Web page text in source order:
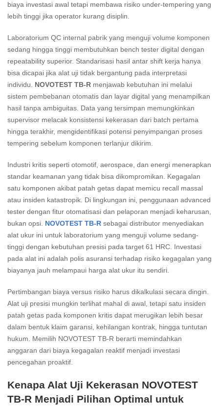
biaya investasi awal tetapi membawa risiko under-tempering yang
lebih tinggi jika operator kurang disiplin.
Laboratorium QC internal pabrik yang menguji volume komponen
sedang hingga tinggi membutuhkan bench tester digital dengan
repeatability superior. Standarisasi hasil antar shift kerja hanya
bisa dicapai jika alat uji tidak bergantung pada interpretasi
individu. NOVOTEST TB-R menjawab kebutuhan ini melalui
sistem pembebanan otomatis dan layar digital yang menampilkan
hasil tanpa ambiguitas. Data yang tersimpan memungkinkan
supervisor melacak konsistensi kekerasan dari batch pertama
hingga terakhir, mengidentifikasi potensi penyimpangan proses
tempering sebelum komponen terlanjur dikirim.
Industri kritis seperti otomotif, aerospace, dan energi menerapkan
standar keamanan yang tidak bisa dikompromikan. Kegagalan
satu komponen akibat patah getas dapat memicu recall massal
atau insiden katastropik. Di lingkungan ini, penggunaan advanced
tester dengan fitur otomatisasi dan pelaporan menjadi keharusan,
bukan opsi. NOVOTEST TB-R sebagai distributor menyediakan
alat ukur ini untuk laboratorium yang menguji volume sedang-
tinggi dengan kebutuhan presisi pada target 61 HRC. Investasi
pada alat ini adalah polis asuransi terhadap risiko kegagalan yang
biayanya jauh melampaui harga alat ukur itu sendiri.
Pertimbangan biaya versus risiko harus dikalkulasi secara dingin.
Alat uji presisi mungkin terlihat mahal di awal, tetapi satu insiden
patah getas pada komponen kritis dapat merugikan lebih besar
dalam bentuk klaim garansi, kehilangan kontrak, hingga tuntutan
hukum. Memilih NOVOTEST TB-R berarti memindahkan
anggaran dari biaya kegagalan reaktif menjadi investasi
pencegahan proaktif.
Kenapa Alat Uji Kekerasan NOVOTEST
TB-R Menjadi Pilihan Optimal untuk